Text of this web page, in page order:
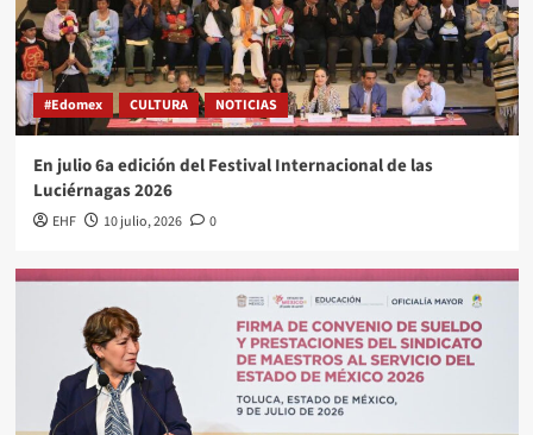
#Edomex CULTURA NOTICIAS
En julio 6a edición del Festival Internacional de las
Luciérnagas 2026
EHF 10 julio, 2026 0